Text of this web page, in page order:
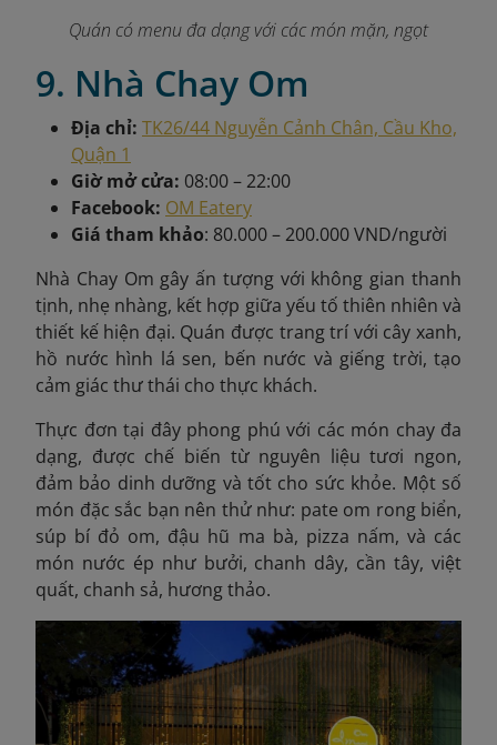
Quán có menu đa dạng với các món mặn, ngọt
9. Nhà Chay Om
Địa chỉ: TK26/44 Nguyễn Cảnh Chân, Cầu Kho,
Quận 1
Giờ mở cửa: 08:00 – 22:00
Facebook: OM Eatery
Giá tham khảo: 80.000 – 200.000 VND/người
Nhà Chay Om gây ấn tượng với không gian thanh
tịnh, nhẹ nhàng, kết hợp giữa yếu tố thiên nhiên và
thiết kế hiện đại. Quán được trang trí với cây xanh,
hồ nước hình lá sen, bến nước và giếng trời, tạo
cảm giác thư thái cho thực khách.
Thực đơn tại đây phong phú với các món chay đa
dạng, được chế biến từ nguyên liệu tươi ngon,
đảm bảo dinh dưỡng và tốt cho sức khỏe. Một số
món đặc sắc bạn nên thử như: pate om rong biển,
súp bí đỏ om, đậu hũ ma bà, pizza nấm, và các
món nước ép như bưởi, chanh dây, cần tây, việt
quất, chanh sả, hương thảo.